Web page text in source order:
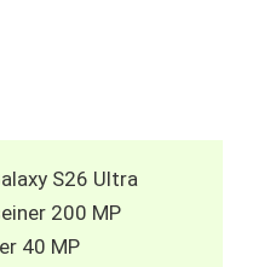
S26 Ultra
200 MP
40 MP